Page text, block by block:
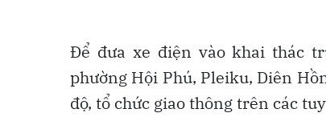
Để đưa xe điện vào khai thác
phường Hội Phú, Pleiku, Diên
độ, tổ chức giao thông trên các